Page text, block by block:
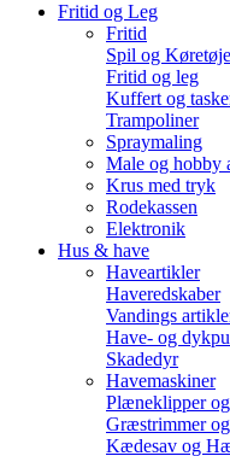
Fritid og Leg
Fritid
Spil og
Fritid og leg
Kuffert og
Trampoliner
Spraymaling
Male og hobby
Krus med tryk
Rodekassen
Elektronik
Hus & have
Haveartikler
Haveredskaber
Vandings
Have- og
Skadedyr
Havemaskiner
Plæneklipper
Græstrimmer
Kædesav og